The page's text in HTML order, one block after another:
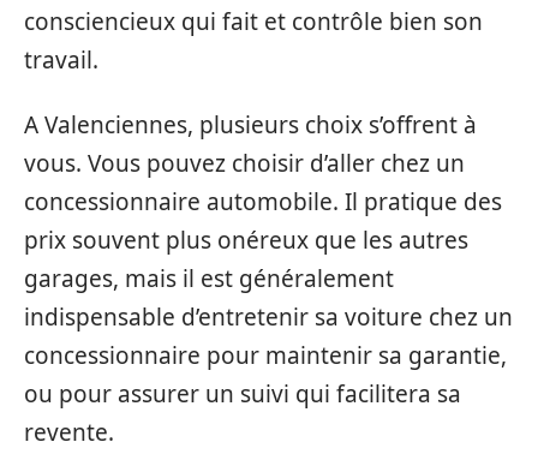
consciencieux qui fait et contrôle bien son
travail.
A Valenciennes, plusieurs choix s’offrent à
vous. Vous pouvez choisir d’aller chez un
concessionnaire automobile. Il pratique des
prix souvent plus onéreux que les autres
garages, mais il est généralement
indispensable d’entretenir sa voiture chez un
concessionnaire pour maintenir sa garantie,
ou pour assurer un suivi qui facilitera sa
revente.